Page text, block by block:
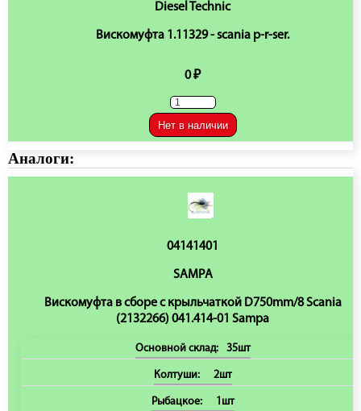
Diesel Technic
Вискомуфта 1.11329 - scania p-r-ser.
0 ₽
Нет в наличии
Аналоги:
04141401
SAMPA
Вискомуфта в сборе с крыльчаткой D750mm/8 Scania
(2132266) 041.414-01 Sampa
Основной склад: 35шт
Колтуши: 2шт
Рыбацкое: 1шт